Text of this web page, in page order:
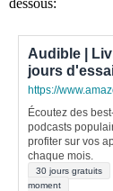
dessous:
Audible |
jours
https://
Écoutez des
podcasts
profiter sur vos
chaque mois.
30 jours gratuits
moment